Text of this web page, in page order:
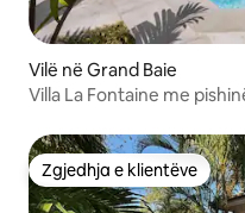
Vilë në Grand Baie
Villa La Fontaine me
Zgjedhja e klientëve
Zgjedhja e klientëve